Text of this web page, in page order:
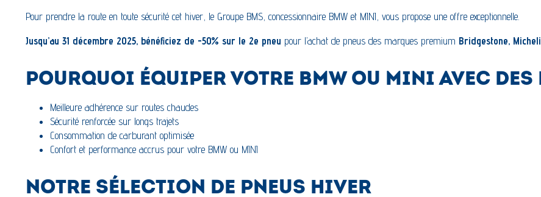
Pour prendre la route en toute sécurité cet hiver, le Groupe BMS, concessionnaire BMW et MINI, vous propose une offre exceptionnelle.
Jusqu’au 31 décembre 2025, bénéficiez de -50% sur le 2e pneu pour l’achat de pneus des marques premium Bridgestone,
POURQUOI ÉQUIPER VOTRE BMW OU MINI AVEC DES
Meilleure adhérence sur routes chaudes
Sécurité renforcée sur longs trajets
Consommation de carburant optimisée
Confort et performance accrus pour votre BMW ou MINI
NOTRE SÉLECTION DE PNEUS HIVER